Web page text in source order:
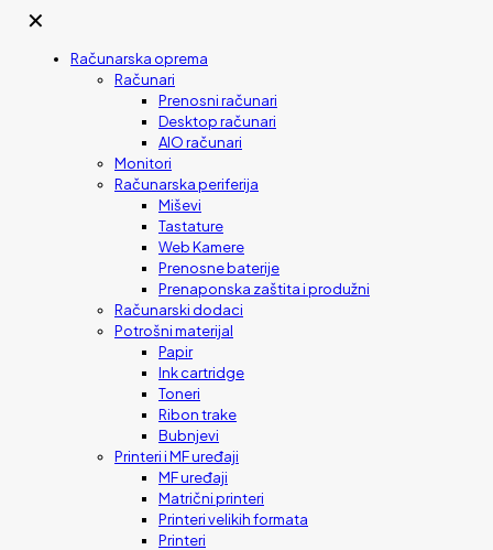
✕
Računarska oprema
Računari
Prenosni računari
Desktop računari
AIO računari
Monitori
Računarska periferija
Miševi
Tastature
Web Kamere
Prenosne baterije
Prenaponska zaštita i produžni
Računarski dodaci
Potrošni materijal
Papir
Ink cartridge
Toneri
Ribon trake
Bubnjevi
Printeri i MF uređaji
MF uređaji
Matrični printeri
Printeri velikih formata
Printeri